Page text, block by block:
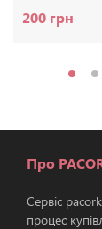
200 грн
Про
Сервіс
процес